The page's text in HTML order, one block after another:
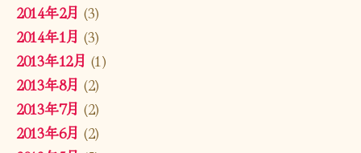
2014年2月 (3)
2014年1月 (3)
2013年12月 (1)
2013年8月 (2)
2013年7月 (2)
2013年6月 (2)